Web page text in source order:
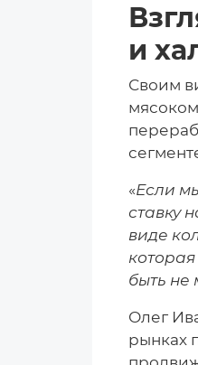
и
Своим
«Если
ставку
виде
быть не
Олег
рынках